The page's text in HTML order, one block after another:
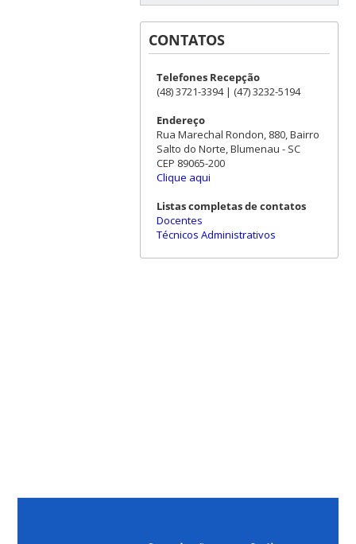
CONTATOS
Telefones Recepção
(48) 3721-3394 | (47) 3232-5194
Endereço
Rua Marechal Rondon, 880, Bairro
Salto do Norte, Blumenau - SC
CEP 89065-200
Clique aqui
Listas completas de contatos
Docentes
Técnicos Administrativos